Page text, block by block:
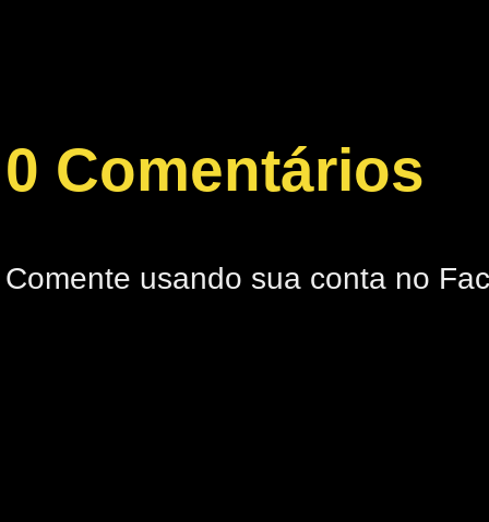
0 Comentários
Comente usando sua conta no